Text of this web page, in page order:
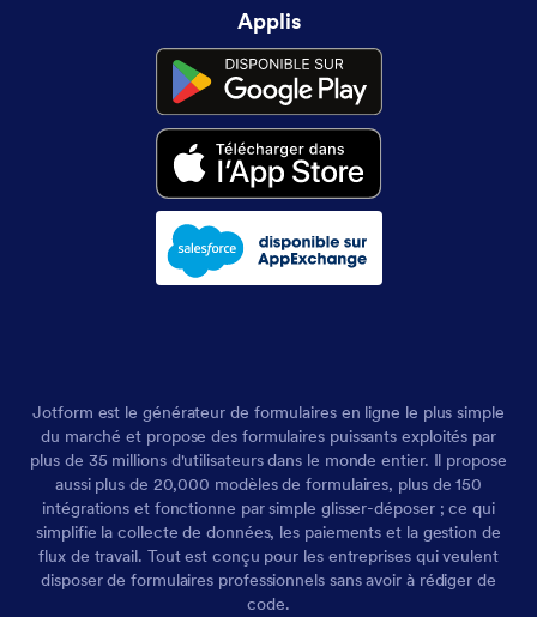
Applis
Jotform est le générateur de formulaires en ligne le plus simple
du marché et propose des formulaires puissants exploités par
plus de 35 millions d'utilisateurs dans le monde entier. Il propose
aussi plus de 20,000 modèles de formulaires, plus de 150
intégrations et fonctionne par simple glisser-déposer ; ce qui
simplifie la collecte de données, les paiements et la gestion de
flux de travail. Tout est conçu pour les entreprises qui veulent
disposer de formulaires professionnels sans avoir à rédiger de
code.